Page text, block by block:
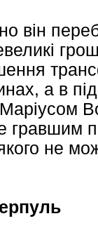
він
а в
гравшим
не